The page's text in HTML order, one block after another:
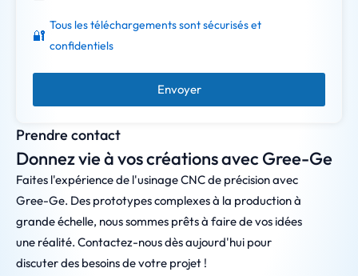
Prendre contact
Donnez vie à vos créations avec Gree-Ge
Faites l'expérience de l'usinage CNC de précision avec
Gree-Ge. Des prototypes complexes à la production à
grande échelle, nous sommes prêts à faire de vos idées
une réalité. Contactez-nous dès aujourd'hui pour
discuter des besoins de votre projet !
🔐
Tous les téléchargements sont sécurisés et
confidentiels
Envoyer